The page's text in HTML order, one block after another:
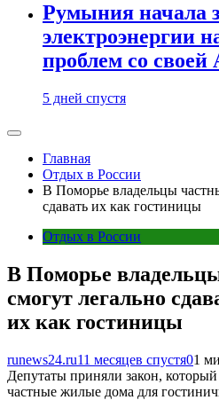
Румыния начала
электроэнергии
проблем со
5 дней спустя
Главная
Отдых в России
В Поморье владельцы
сдавать их как гостиницы
Отдых в России
В Поморье
смогут легально
их как гостиницы
runews24.ru11 месяцев спустя01
Депутаты приняли закон, который
частные жилые дома для